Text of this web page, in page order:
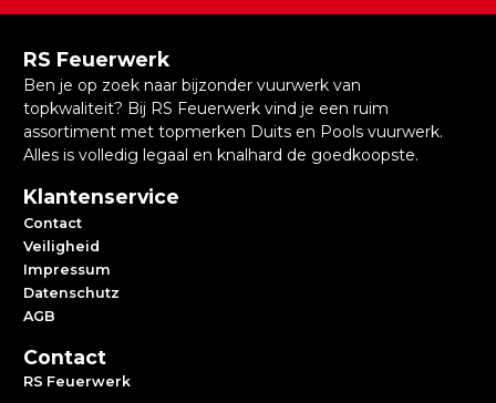
RS Feuerwerk
Ben je op zoek naar bijzonder vuurwerk van
topkwaliteit? Bij RS Feuerwerk vind je een ruim
assortiment met topmerken Duits en Pools vuurwerk.
Alles is volledig legaal en knalhard de goedkoopste.
Klantenservice
Contact
Veiligheid
Impressum
Datenschutz
AGB
Contact
RS Feuerwerk